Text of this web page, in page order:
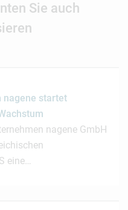
Sie auch
nagene startet
nagene GmbH
eine…